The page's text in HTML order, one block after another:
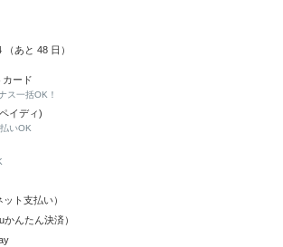
（あと 48 日）
カード
ス一括OK！
イディ)
いOK
ット支払い）
かんたん決済）